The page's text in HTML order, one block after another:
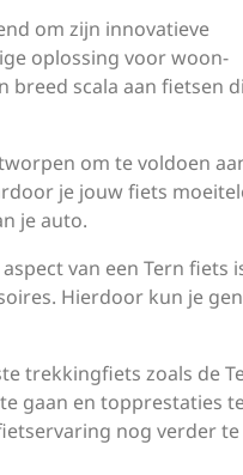
om zijn innovatieve
oplossing voor woon-
scala aan fietsen
om te voldoen
je jouw fiets
je auto.
van een Tern fiets
Hierdoor kun je
trekkingfiets zoals de
gaan en topprestaties
nog verder te